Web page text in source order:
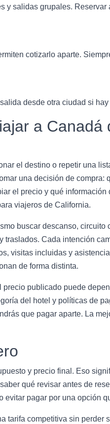
salidas grupales.
cotizarlo aparte.
desde otra ciudad si
a Canadá
el destino o repetir una
una decisión de compra:
el precio y qué
viajeros de California.
buscar descanso,
Cada intención
visitas incluidas y
de forma distinta.
publicado puede
del hotel y políticas de
que pagar aparte. La
y precio final. Eso
qué revisar antes de
pagar por una opción
tarifa competitiva sin perder